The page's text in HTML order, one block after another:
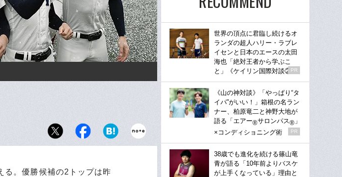
。優勝候補の2トップは昨
世界の頂点に君臨し続けるオ
ランダの超人ハリー・ラブレ
イセンと日本のエースの太田
海也「絶対王者から学ぶこ
と」《ケイリン国際対談②》
PR
《山の神対談》「やっぱり“タ
イパ”がいい！」箱根の名ラン
ナー、柏原竜二と神野大地が
語る「エアー®サロンパス® 」
×コンディショニング術
PR
38歳でも進化を続ける篠山竜
青が語る「10年前よりバスケ
が上手くなっている」理由と